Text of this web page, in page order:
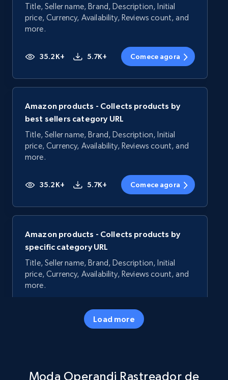
Title, Seller name, Brand, Description, Initial
price, Currency, Availability, Reviews count, and
more.
35.2K+ 5.7K+ Comece agora
Amazon products - Collects products by
best sellers category URL
Title, Seller name, Brand, Description, Initial
price, Currency, Availability, Reviews count, and
more.
35.2K+ 5.7K+ Comece agora
Amazon products - Collects products by
specific category URL
Title, Seller name, Brand, Description, Initial
price, Currency, Availability, Reviews count, and
more.
5.7K+ Comece agora
specific keywords
Load more
Moda Operandi Rastreador de